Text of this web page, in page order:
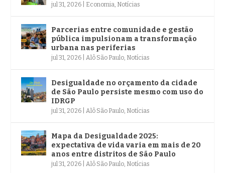
jul 31, 2026 Economia, Notícias
Parcerias entre comunidade e gestão
pública impulsionam a transformação
urbana nas periferias
jul 31, 2026 |Alô São Paulo, Notícias
Desigualdade no orçamento da cidade
de São Paulo persiste mesmo com uso do
IDRGP
jul 31, 2026 |Alô São Paulo, Notícias
Mapa da Desigualdade 2025:
expectativa de vida varia em mais de 20
anos entre distritos de São Paulo
jul 31, 2026 |Alô São Paulo, Notícias